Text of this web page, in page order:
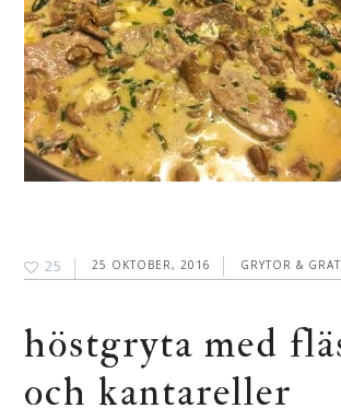
25 25 OKTOBER, 2016 GRYTOR &
höstgryta med
och kantareller